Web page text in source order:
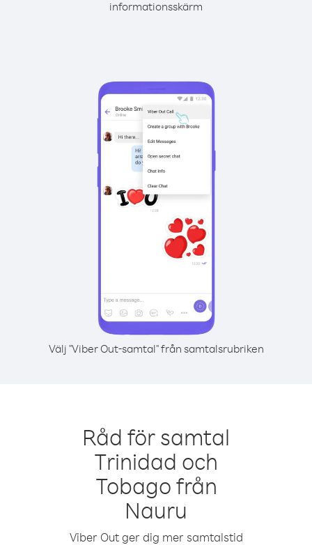
informationsskärm
Välj "Viber Out-samtal" från samtalsrubriken
Råd för samtal
Trinidad och
Tobago från
Nauru
Viber Out ger dig mer samtalstid